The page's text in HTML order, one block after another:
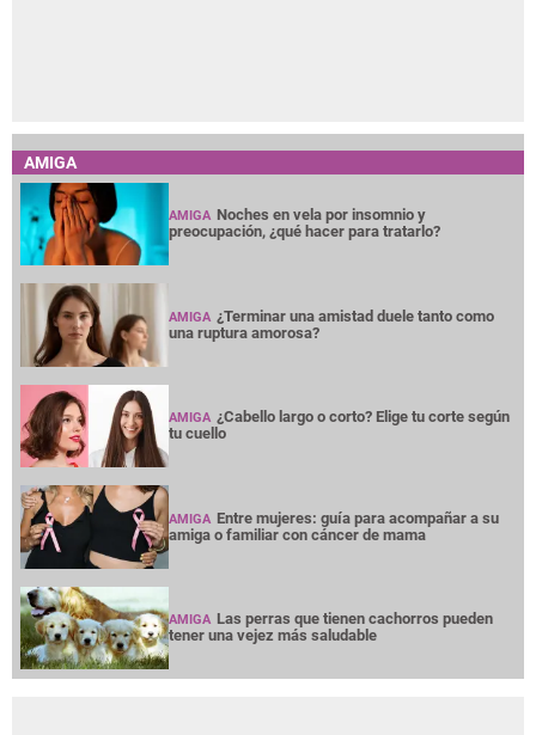
AMIGA
AMIGA Noches en vela por insomnio y
preocupación, ¿qué hacer para tratarlo?
AMIGA ¿Terminar una amistad duele tanto como
una ruptura amorosa?
AMIGA ¿Cabello largo o corto? Elige tu corte según
tu cuello
AMIGA Entre mujeres: guía para acompañar a su
amiga o familiar con cáncer de mama
AMIGA Las perras que tienen cachorros pueden
tener una vejez más saludable